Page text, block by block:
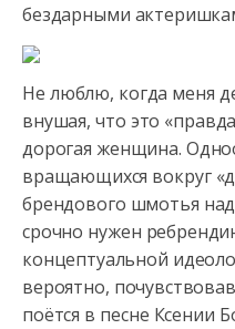
бездарными
Не люблю, когда меня
внушая, что это
дорогая женщина.
вращающихся вокруг
брендового шмотья
срочно нужен
концептуальной
вероятно,
поётся в песне Ксении